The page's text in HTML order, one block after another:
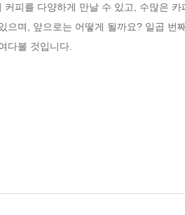
커피를 다양하게 만날 수 있고, 수많은
으며, 앞으로는 어떻게 될까요? 일곱
다볼 것입니다.